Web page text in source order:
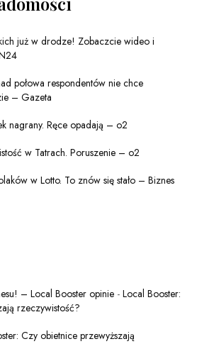
już w drodze! Zobaczcie wideo i
połowa respondentów nie chce
– Gazeta
nagrany. Ręce opadają – o2
w Tatrach. Poruszenie – o2
w Lotto. To znów się stało – Biznes
– Local Booster opinie - Local Booster:
rzeczywistość?
Czy obietnice przewyższają